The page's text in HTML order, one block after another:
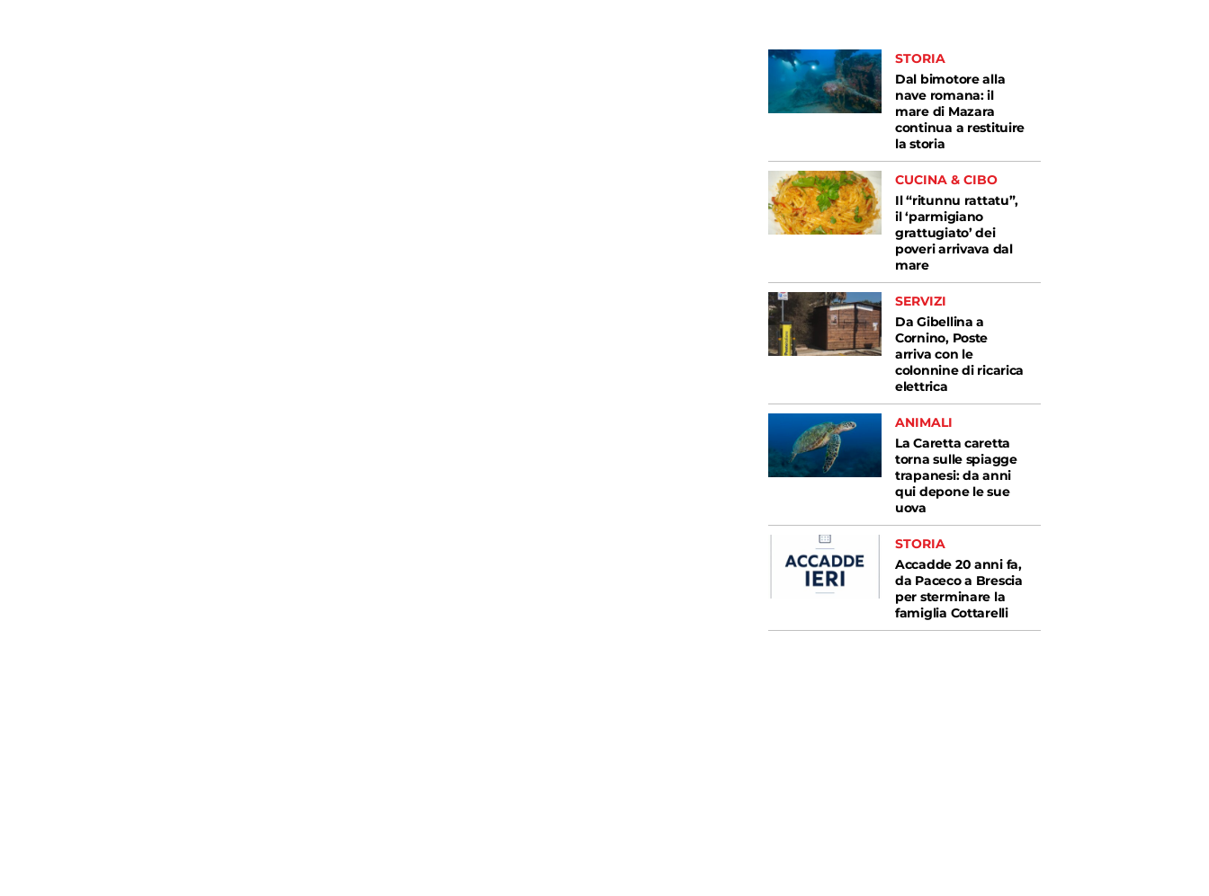
STORIA
Dal bimotore alla
nave romana: il
mare di Mazara
continua a restituire
la storia
CUCINA & CIBO
Il “ritunnu rattatu”,
il ‘parmigiano
grattugiato’ dei
poveri arrivava dal
mare
SERVIZI
Da Gibellina a
Cornino, Poste
arriva con le
colonnine di ricarica
elettrica
ANIMALI
La Caretta caretta
torna sulle spiagge
trapanesi: da anni
qui depone le sue
uova
STORIA
Accadde 20 anni fa,
da Paceco a Brescia
per sterminare la
famiglia Cottarelli